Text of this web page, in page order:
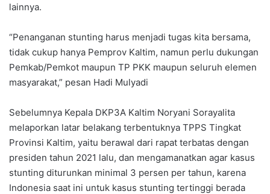
lainnya.
“Penanganan stunting harus menjadi tugas kita bersama,
tidak cukup hanya Pemprov Kaltim, namun perlu dukungan
Pemkab/Pemkot maupun TP PKK maupun seluruh elemen
masyarakat,” pesan Hadi Mulyadi
Sebelumnya Kepala DKP3A Kaltim Noryani Sorayalita
melaporkan latar belakang terbentuknya TPPS Tingkat
Provinsi Kaltim, yaitu berawal dari rapat terbatas dengan
presiden tahun 2021 lalu, dan mengamanatkan agar kasus
stunting diturunkan minimal 3 persen per tahun, karena
Indonesia saat ini untuk kasus stunting tertinggi berada